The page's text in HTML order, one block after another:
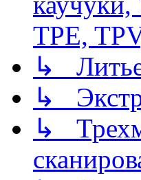
TPE,
↳ Литье
↳
↳